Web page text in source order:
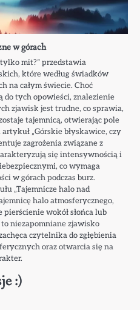
w górach
mit?” przedstawia
które według świadków
na całym świecie. Choć
do tych opowieści, znalezienie
zjawisk jest trudne, co sprawia,
tajemnicą, otwierając pole
„Górskie błyskawice, czy
zagrożenia związane z
się intensywnością i
co wymaga
w górach podczas burz.
„Tajemnicze halo nad
halo atmosferycznego,
wokół słońca lub
niezapomniane zjawisko
czytelnika do zgłębienia
oraz otwarcia się na
:)